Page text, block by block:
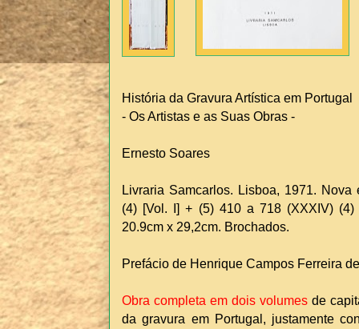
História da Gravura Artística em Portugal
- Os Artistas e as Suas Obras -
Ernesto Soares
Livraria Samcarlos. Lisboa, 1971. Nova
(4) [Vol. I] + (5) 410 a 718 (XXXIV) (4)
20.9cm x 29,2cm. Brochados.
Prefácio de Henrique Campos Ferreira
Obra completa em dois volumes de
da gravura em Portugal, justamente